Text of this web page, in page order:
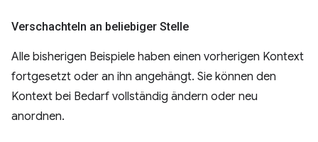
Verschachteln an beliebiger Stelle
Alle bisherigen Beispiele haben einen vorherigen Kontext
fortgesetzt oder an ihn angehängt. Sie können den
Kontext bei Bedarf vollständig ändern oder neu
anordnen.